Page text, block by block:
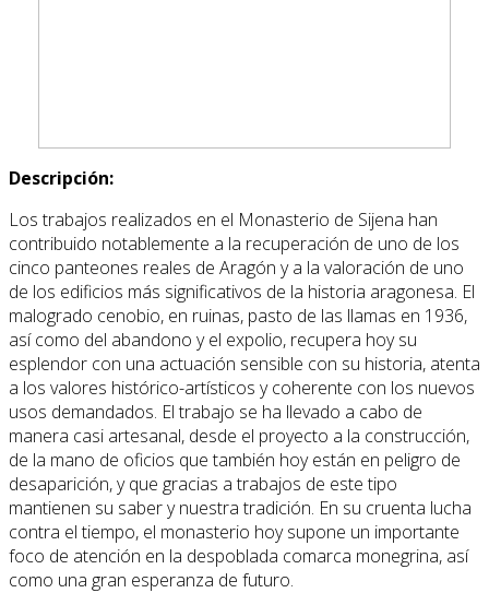
Descripción:
Los trabajos realizados en el Monasterio de Sijena han
contribuido notablemente a la recuperación de uno de los
cinco panteones reales de Aragón y a la valoración de uno
de los edificios más significativos de la historia aragonesa. El
malogrado cenobio, en ruinas, pasto de las llamas en 1936,
así como del abandono y el expolio, recupera hoy su
esplendor con una actuación sensible con su historia, atenta
a los valores histórico-artísticos y coherente con los nuevos
usos demandados. El trabajo se ha llevado a cabo de
manera casi artesanal, desde el proyecto a la construcción,
de la mano de oficios que también hoy están en peligro de
desaparición, y que gracias a trabajos de este tipo
mantienen su saber y nuestra tradición. En su cruenta lucha
contra el tiempo, el monasterio hoy supone un importante
foco de atención en la despoblada comarca monegrina, así
como una gran esperanza de futuro.